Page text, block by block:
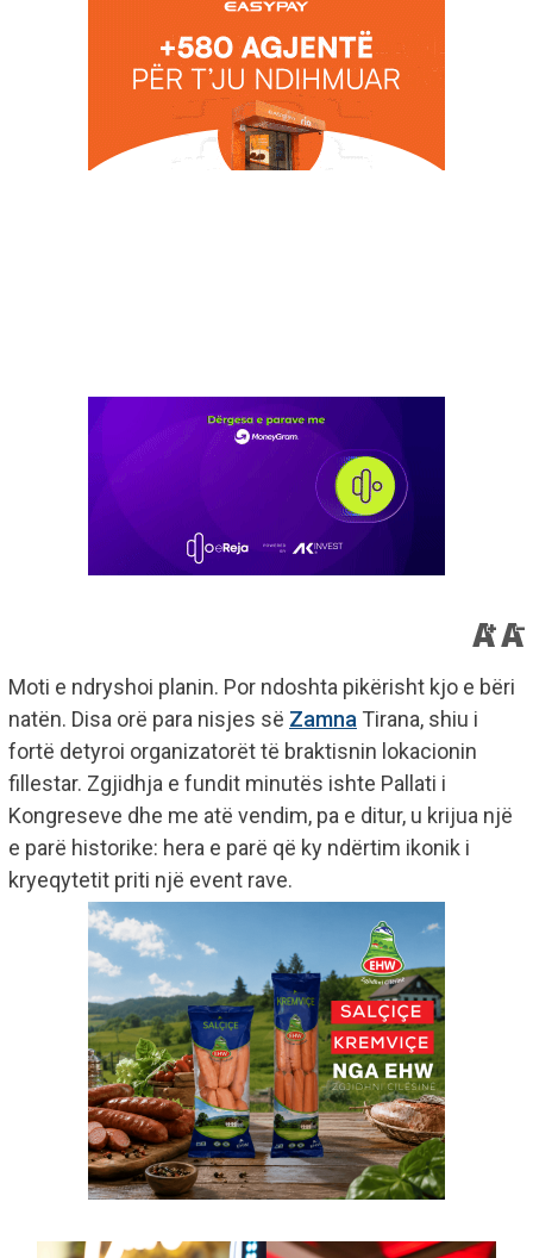
Moti e ndryshoi planin. Por ndoshta pikërisht kjo e bëri
natën. Disa orë para nisjes së Zamna Tirana, shiu i
fortë detyroi organizatorët të braktisnin lokacionin
fillestar. Zgjidhja e fundit minutës ishte Pallati i
Kongreseve dhe me atë vendim, pa e ditur, u krijua një
e parë historike: hera e parë që ky ndërtim ikonik i
kryeqytetit priti një event rave.